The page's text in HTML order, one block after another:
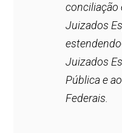
conciliação
Juizados
Juizados
Pública e
Federais.